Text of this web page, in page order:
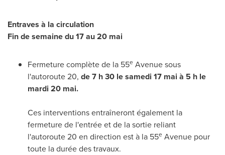
Entraves à la circulation
Fin de semaine du 17 au 20 mai
Fermeture complète de la 55e Avenue sous
l'autoroute 20, de 7 h 30 le samedi 17 mai à 5 h le
mardi 20 mai.
Ces interventions entraîneront également la
fermeture de l'entrée et de la sortie reliant
l'autoroute 20 en direction est à la 55e Avenue pour
toute la durée des travaux.